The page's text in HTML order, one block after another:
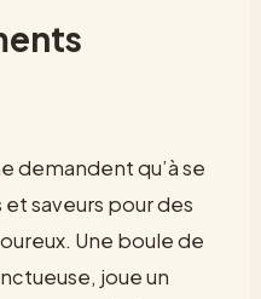
demandent qu’à se
saveurs pour des
Une boule de
joue un